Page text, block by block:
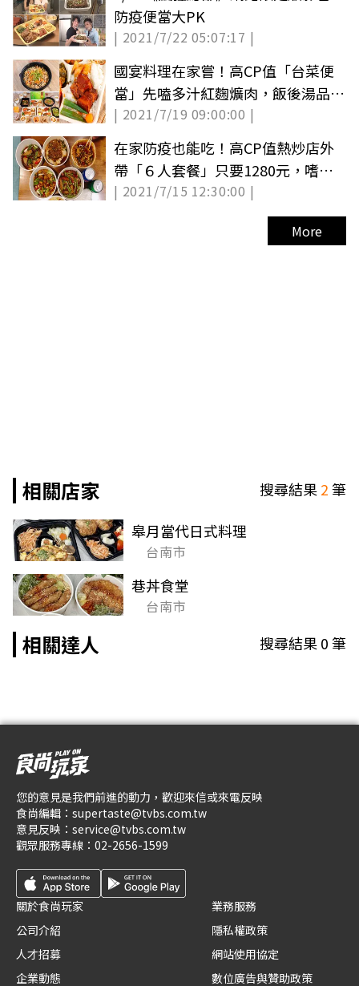
防疫便當大PK
| 2021/7/22 05:07:17 |
國宴料理在家嘗！高CP值「台菜便
當」先嗑多汁紅麴爌肉，飯後湯品必
點懷舊「西魯肉」
| 2021/7/19 09:00:00 |
在家防疫也能吃！高CP值熱炒店外
帶「６人套餐」只要1280元，嗜辣
必點滿料水煮牛
| 2021/7/15 12:30:00 |
More
相關店家 搜尋結果2筆
皋月當代日式料理
台南市
巷丼食堂
台南市
相關達人 搜尋結果0筆
您的意見是我們前進的動力，歡迎來信或來電反映
食尚編輯： supertaste@tvbs.com.tw
意見反映： service@tvbs.com.tw
觀眾服務專線： 02-2656-1599
關於食尚玩家
公司介紹
人才招募
企業動態
業務服務
隱私權政策
網站使用協定
數位廣告與贊助政策